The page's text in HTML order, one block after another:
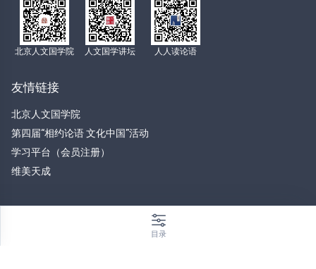
目录
北京人文国学院 人文国学讲坛 人人读论语
友情链接
北京人文国学院
第四届“相约论语 文化中国”活动
学习平台（会员注册）
维美天成